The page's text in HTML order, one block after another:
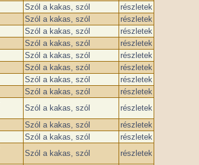
Szól a kakas, szól
részletek
Szól a kakas, szól
részletek
Szól a kakas, szól
részletek
Szól a kakas, szól
részletek
Szól a kakas, szól
részletek
Szól a kakas, szól
részletek
Szól a kakas, szól
részletek
Szól a kakas, szól
részletek
Szól a kakas, szól
részletek
Szól a kakas, szól
részletek
Szól a kakas, szól
részletek
Szól a kakas, szól
részletek